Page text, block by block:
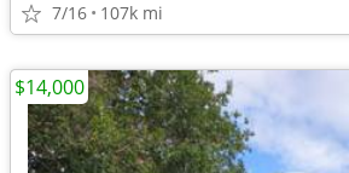
7/16 107k mi
$14,000